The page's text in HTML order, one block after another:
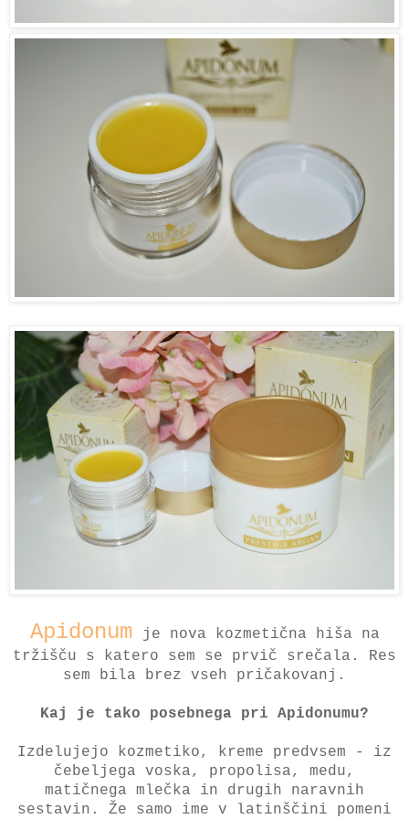
Apidonum
je nova kozmetična hiša na
tržišču s katero sem se prvič srečala. Res
sem bila brez vseh pričakovanj.
Kaj je tako posebnega pri Apidonumu?
Izdelujejo kozmetiko, kreme predvsem - iz
čebeljega voska, propolisa, medu,
matičnega mlečka in drugih naravnih
sestavin. Že samo ime v latinščini pomeni